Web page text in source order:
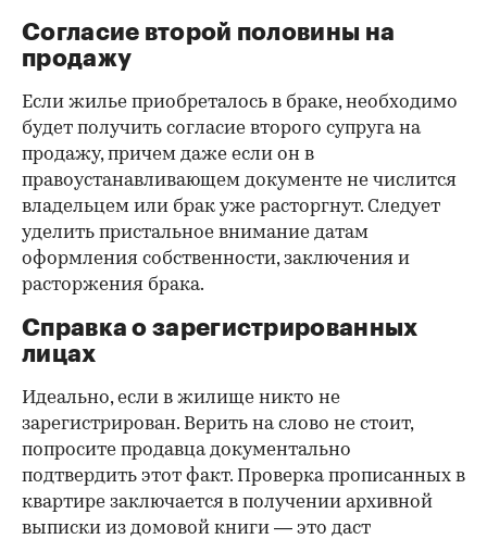
Согласие второй половины на
продажу
Если жилье приобреталось в браке, необходимо
будет получить согласие второго супруга на
продажу, причем даже если он в
правоустанавливающем документе не числится
владельцем или брак уже расторгнут. Следует
уделить пристальное внимание датам
оформления собственности, заключения и
расторжения брака.
Справка о зарегистрированных
лицах
Идеально, если в жилище никто не
зарегистрирован. Верить на слово не стоит,
попросите продавца документально
подтвердить этот факт. Проверка прописанных в
квартире заключается в получении архивной
выписки из домовой книги — это даст